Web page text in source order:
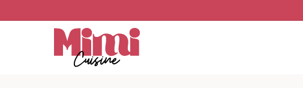
to